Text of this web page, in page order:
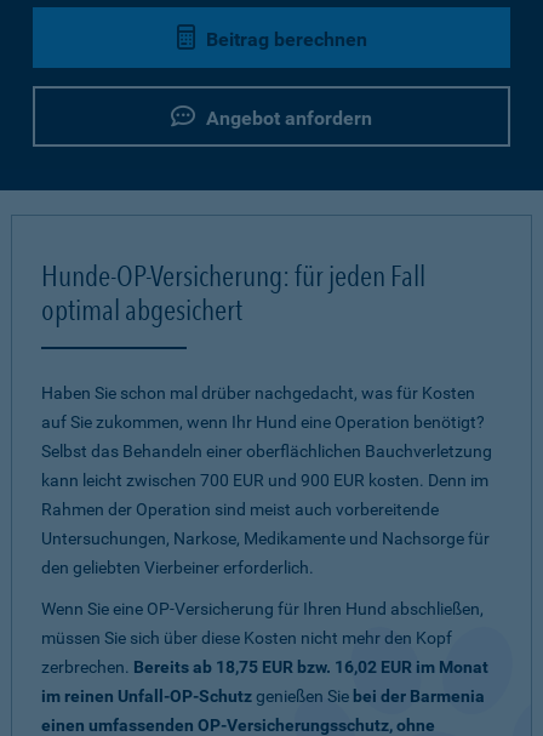
Beitrag berechnen
Angebot anfordern
Hunde-OP-Versicherung: für jeden Fall
optimal abgesichert
Haben Sie schon mal drüber nachgedacht, was für Kosten
auf Sie zukommen, wenn Ihr Hund eine Operation benötigt?
Selbst das Behandeln einer oberflächlichen Bauchverletzung
kann leicht zwischen 700 EUR und 900 EUR kosten. Denn im
Rahmen der Operation sind meist auch vorbereitende
Untersuchungen, Narkose, Medikamente und Nachsorge für
den geliebten Vierbeiner erforderlich.
Wenn Sie eine OP-Versicherung für Ihren Hund abschließen,
müssen Sie sich über diese Kosten nicht mehr den Kopf
zerbrechen. Bereits ab 18,75 EUR bzw. 16,02 EUR im Monat
im reinen Unfall-OP-Schutzgenießen Sie bei der Barmenia
einen umfassenden OP-Versicherungsschutz, ohne